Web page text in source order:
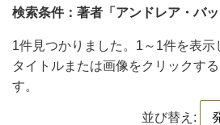
検索条件：著者「アンドレア・バ
1件見つかりました。 1～1件を表示
タイトルまたは画像をクリックす
す。
並び替え: